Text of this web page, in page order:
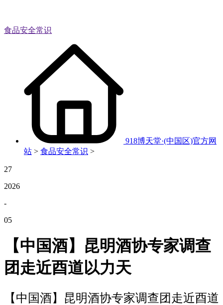
食品安全常识
918博天堂·(中国区)官方网
站 > 食品安全常识 >
27
2026
-
05
【中国酒】昆明酒协专家调查
团走近酉道以力天
【中国酒】昆明酒协专家调查团走近酉道